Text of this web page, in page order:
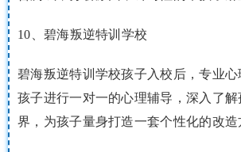
10、碧海叛逆特训学校
碧海叛逆特训学校孩子入校后，专业
孩子进行一对一的心理辅导，深入了
界，为孩子量身打造一套个性化的改造